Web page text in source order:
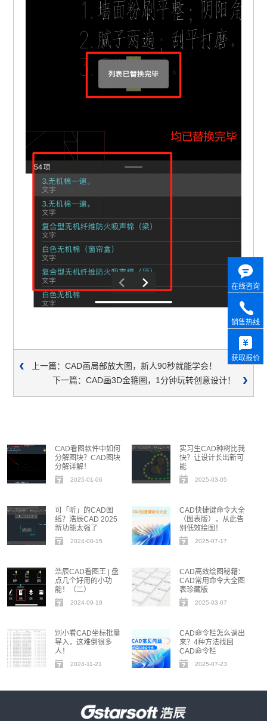
上一篇：CAD画局部放大图，新人90秒就能学会！
下一篇：CAD画3D金箍圈，1分钟玩转创意设计！
CAD看图软件中如何
分解图块？CAD图块
分解详解！
2025-01-06
实习生CAD种树比我
快？让设计长出新可
能
2025-03-05
可「听」的CAD图
纸？浩辰CAD 2025
新功能太强了
2024-08-15
CAD快捷键命令大全
（图表版），从此告
别低效绘图！
2025-07-17
浩辰CAD看图王 | 盘
点几个好用的小功
能！（二）
2024-09-19
CAD高效绘图秘籍：
CAD常用命令大全图
表珍藏版
2025-03-07
别小看CAD坐标批量
导入，这难倒很多
人！
2024-11-21
CAD命令栏怎么调出
来？4种方法找回
CAD命令栏
2025-07-23
在线咨询
销售热线
获取报价